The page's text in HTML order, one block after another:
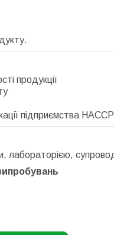
продукції
підприємства HACCP
лабораторією,